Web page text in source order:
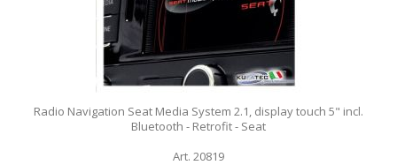
Radio Navigation Seat Media System 2.1, display touch 5" incl.
Bluetooth - Retrofit - Seat
Art. 20819